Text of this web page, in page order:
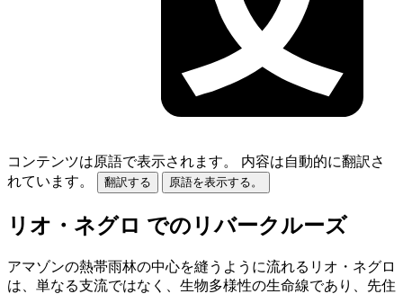
コンテンツは原語で表示されます。
内容は自動的に翻訳さ
れています。
翻訳する 原語を表示する。
リオ・ネグロ でのリバークルーズ
アマゾンの熱帯雨林の中心を縫うように流れるリオ・ネグロ
は、単なる支流ではなく、生物多様性の生命線であり、先住